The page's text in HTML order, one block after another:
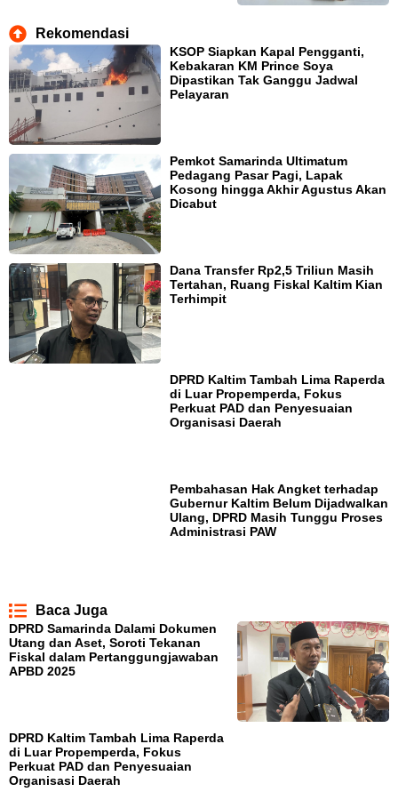
Rekomendasi
KSOP Siapkan Kapal Pengganti,
Kebakaran KM Prince Soya
Dipastikan Tak Ganggu Jadwal
Pelayaran
Pemkot Samarinda Ultimatum
Pedagang Pasar Pagi, Lapak
Kosong hingga Akhir Agustus Akan
Dicabut
Dana Transfer Rp2,5 Triliun Masih
Tertahan, Ruang Fiskal Kaltim Kian
Terhimpit
DPRD Kaltim Tambah Lima Raperda
di Luar Propemperda, Fokus
Perkuat PAD dan Penyesuaian
Organisasi Daerah
Pembahasan Hak Angket terhadap
Gubernur Kaltim Belum Dijadwalkan
Ulang, DPRD Masih Tunggu Proses
Administrasi PAW
Baca Juga
DPRD Samarinda Dalami Dokumen
Utang dan Aset, Soroti Tekanan
Fiskal dalam Pertanggungjawaban
APBD 2025
DPRD Kaltim Tambah Lima Raperda
di Luar Propemperda, Fokus
Perkuat PAD dan Penyesuaian
Organisasi Daerah